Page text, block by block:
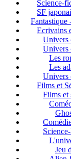
Science-
SF
Fantastique
Ecrivains
Univers
Univers
Les
Les
Univers
Films et
Films et
Jeu